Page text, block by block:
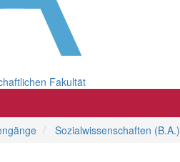
Fakultät
Sozialwissenschaften (B.A.)